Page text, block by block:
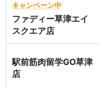
キャンペーン中
ファディー草津エイ
スクエア店
駅前筋肉留学GO草津
店